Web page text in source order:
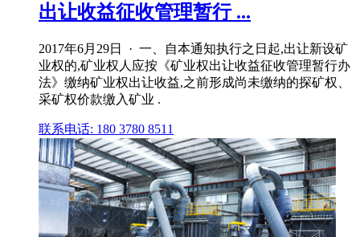
出让收益征收管理暂行 ...
2017年6月29日 · 一、自本通知执行之日起,出让新设矿
业权的,矿业权人应按《矿业权出让收益征收管理暂行办
法》缴纳矿业权出让收益,之前形成尚未缴纳的探矿权、
采矿权价款缴入矿业 .
联系电话: 180 3780 8511